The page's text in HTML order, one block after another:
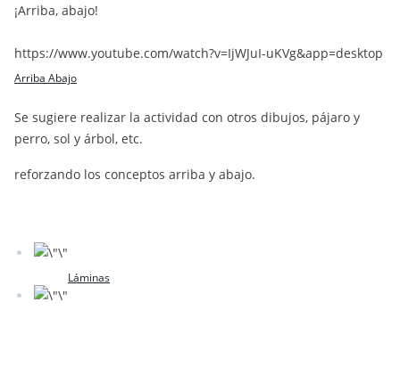
¡Arriba, abajo!
https://www.youtube.com/watch?v=IjWJuI-uKVg&app=desktop
Arriba Abajo
Se sugiere realizar la actividad con otros dibujos, pájaro y
perro, sol y árbol, etc.
reforzando los conceptos arriba y abajo.
Láminas